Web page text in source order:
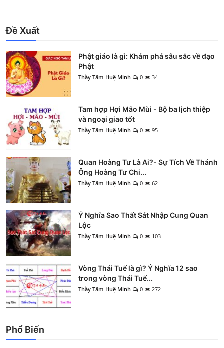
Đề Xuất
Phật giáo là gì: Khám phá sâu sắc về đạo
Phật
Thầy Tâm Huệ Minh 0 34
Tam hợp Hợi Mão Mùi - Bộ ba lịch thiệp
và ngoại giao tốt
Thầy Tâm Huệ Minh 0 95
Quan Hoàng Tư Là Ai?- Sự Tích Về Thánh
Ông Hoàng Tư Chi...
Thầy Tâm Huệ Minh 0 62
Ý Nghĩa Sao Thất Sát Nhập Cung Quan
Lộc
Thầy Tâm Huệ Minh 0 103
Vòng Thái Tuế là gì? Ý Nghĩa 12 sao
trong vòng Thái Tuế...
Thầy Tâm Huệ Minh 0 272
Phổ Biến